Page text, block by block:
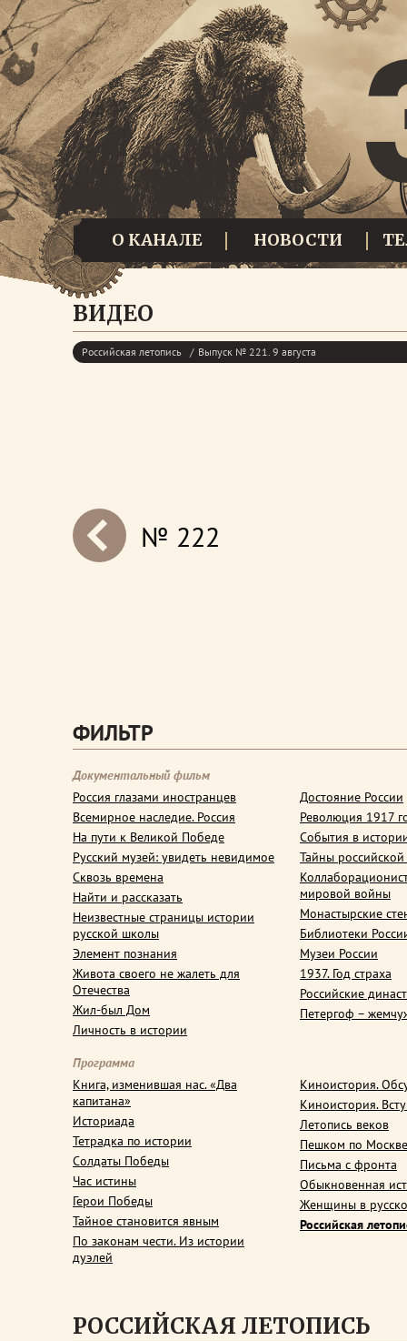
О КАНАЛЕ НОВОСТИ
ВИДЕО
Российская летопись Выпуск № 221. 9 августа
next№ 222
ФИЛЬТР
Документальный фильм
Россия глазами иностранцев
Всемирное наследие. Россия
На пути к Великой Победе
Русский музей: увидеть невидимое
Сквозь времена
Найти и рассказать
Неизвестные страницы истории
русской школы
Элемент познания
Живота своего не жалеть для
Отечества
Жил-был Дом
Личность в истории
Достояние России
Революция 1917
События в
Тайны
мировой войны
Монастырские
Библиотеки
Музеи России
1937. Год страха
Российские
Петергоф –
Программа
Книга, изменившая нас. «Два
капитана»
Историада
Тетрадка по истории
Солдаты Победы
Час истины
Герои Победы
Тайное становится явным
По законам чести. Из истории
дуэлей
Киноистория.
Киноистория.
Летопись веков
Пешком по Москве
Письма с фронта
Обыкновенная
Женщины в
Российская
РОССИЙСКАЯ ЛЕТОПИСЬ